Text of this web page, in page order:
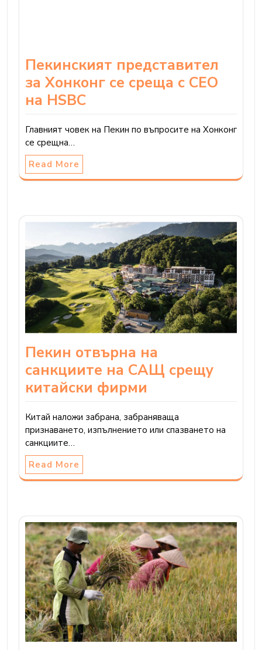
Пекинският представител
за Хонконг се среща с CEO
на HSBC
Главният човек на Пекин по въпросите на Хонконг
се срещна…
Read More
Пекин отвърна на
санкциите на САЩ срещу
китайски фирми
Китай наложи забрана, забраняваща
признаването, изпълнението или спазването на
санкциите…
Read More